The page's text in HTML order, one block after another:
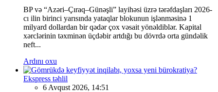
BP və “Azəri–Çıraq–Günəşli” layihəsi üzrə tərəfdaşları 2026-
cı ilin birinci yarısında yataqlar blokunun işlənməsinə 1
milyard dollardan bir qədər çox vəsait yönəldiblər. Kapital
xərclərinin təxminən üçdəbir artdığı bu dövrdə orta gündəlik
neft...
Ardını oxu
Ekspress təhlil
6 Avqust 2026, 14:51